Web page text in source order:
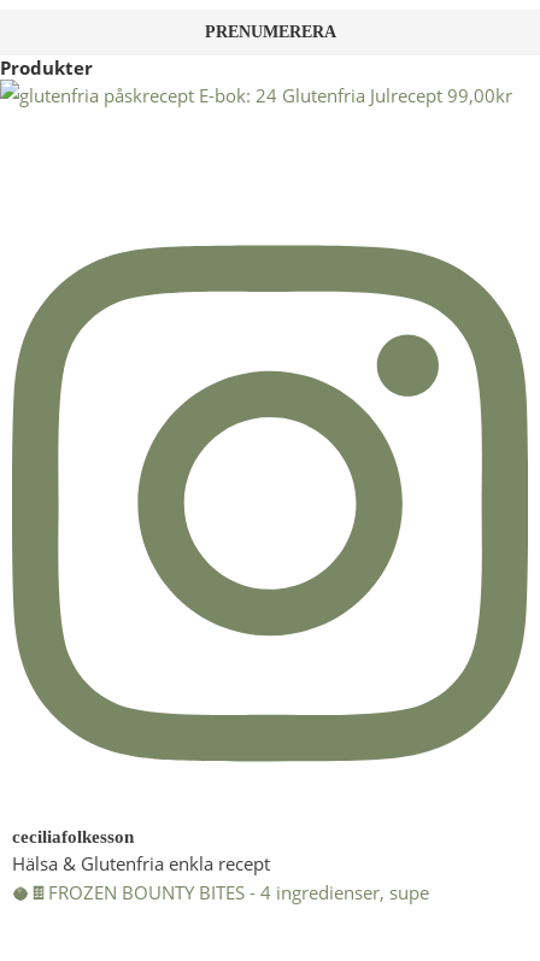
Produkter
E-bok: 24 Glutenfria Julrecept 99,00kr
ceciliafolkesson
Hälsa & Glutenfria enkla recept
🥥🍫FROZEN BOUNTY BITES - 4 ingredienser, supe